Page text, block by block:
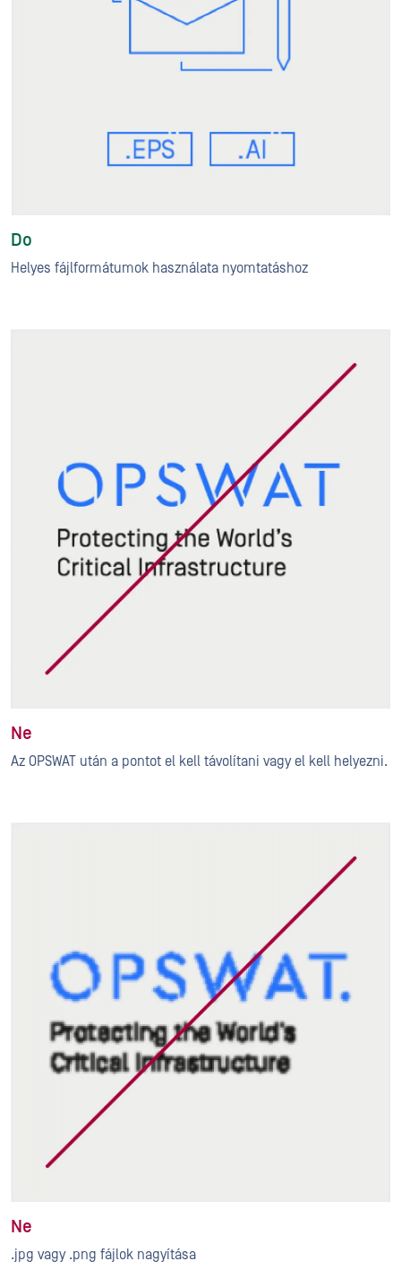
Do
Helyes fájlformátumok használata nyomtatáshoz
Ne
Az OPSWAT után a pontot el kell távolítani vagy el kell helyezni.
Ne
.jpg vagy .png fájlok nagyítása